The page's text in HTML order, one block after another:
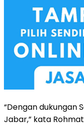
“Dengan dukungan
Jabar,” kata